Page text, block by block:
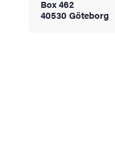
och traditioner
Box 462
40530 Göteborg